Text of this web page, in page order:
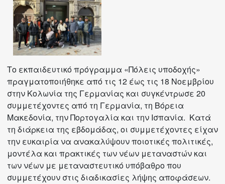
Το εκπαιδευτικό πρόγραμμα «Πόλεις υποδοχής»
πραγματοποιήθηκε από τις 12 έως τις 18 Νοεμβρίου
στην Κολωνία της Γερμανίας και συγκέντρωσε 20
συμμετέχοντες από τη Γερμανία, τη Βόρεια
Μακεδονία, την Πορτογαλία και την Ισπανία. Κατά
τη διάρκεια της εβδομάδας, οι συμμετέχοντες είχαν
την ευκαιρία να ανακαλύψουν ποιοτικές πολιτικές,
μοντέλα και πρακτικές των νέων μεταναστών και
των νέων με μεταναστευτικό υπόβαθρο που
συμμετέχουν στις διαδικασίες λήψης αποφάσεων.